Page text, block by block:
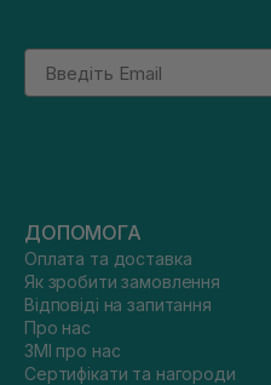
Email
ДОПОМОГА
Оплата та доставка
Як зробити замовлення
Відповіді на запитання
Про нас
ЗМІ про нас
Сертифікати та нагороди